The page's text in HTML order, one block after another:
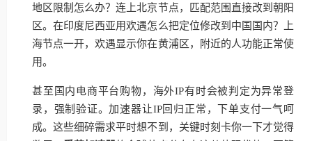
地区限制怎么办？连上北京节点，匹配范围直接改到朝阳
区。在印度尼西亚用欢遇怎么把定位修改到中国国内？上
海节点一开，欢遇显示你在黄浦区，附近的人功能正常使
用。
甚至国内电商平台购物，海外IP有时会被判定为异常登
录，强制验证。加速器让IP回归正常，下单支付一气呵
成。这些细碎需求平时想不到，关键时刻卡你一下才觉得